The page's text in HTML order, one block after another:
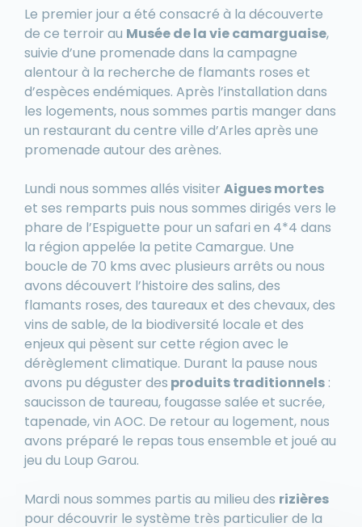
Le premier jour a été consacré à la découverte
de ce terroir au Musée de la vie camarguaise,
suivie d’une promenade dans la campagne
alentour à la recherche de flamants roses et
d’espèces endémiques. Après l’installation dans
les logements, nous sommes partis manger dans
un restaurant du centre ville d’Arles après une
promenade autour des arènes.
Lundi nous sommes allés visiter Aigues mortes
et ses remparts puis nous sommes dirigés vers le
phare de l’Espiguette pour un safari en 4*4 dans
la région appelée la petite Camargue. Une
boucle de 70 kms avec plusieurs arrêts ou nous
avons découvert l’histoire des salins, des
flamants roses, des taureaux et des chevaux, des
vins de sable, de la biodiversité locale et des
enjeux qui pèsent sur cette région avec le
dérèglement climatique. Durant la pause nous
avons pu déguster des produits traditionnels :
saucisson de taureau, fougasse salée et sucrée,
tapenade, vin AOC. De retour au logement, nous
avons préparé le repas tous ensemble et joué au
jeu du Loup Garou.
Mardi nous sommes partis au milieu des rizières
pour découvrir le système très particulier de la